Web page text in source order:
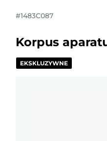
#1483C087
Korpus
EKSKLUZYWNE